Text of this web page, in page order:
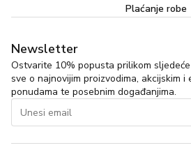
Plaćanje robe
Newsletter
Ostvarite 10% popusta prilikom
sve o najnovijim proizvodima, akcijskim i
ponudama te posebnim događanjima.